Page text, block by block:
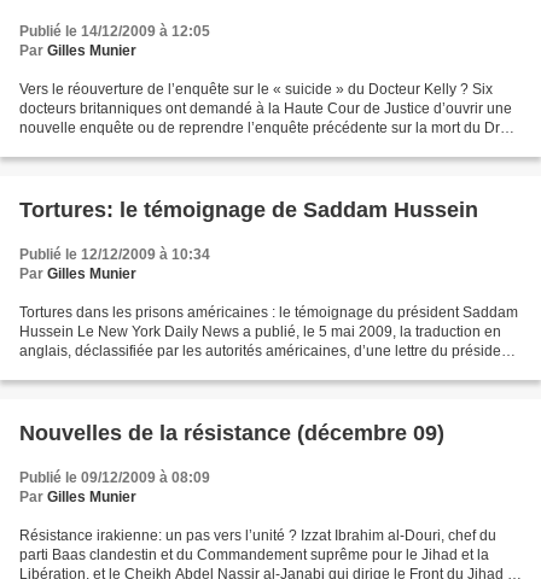
Publié le 14/12/2009 à 12:05
Par Gilles Munier
Vers le réouverture de l’enquête sur le « suicide » du Docteur Kelly ? Six
docteurs britanniques ont demandé à la Haute Cour de Justice d’ouvrir une
nouvelle enquête ou de reprendre l’enquête précédente sur la mort du Dr
Tortures: le témoignage de Saddam Hussein
Publié le 12/12/2009 à 10:34
Par Gilles Munier
Tortures dans les prisons américaines : le témoignage du président Saddam
Hussein Le New York Daily News a publié, le 5 mai 2009, la traduction en
anglais, déclassifiée par les autorités américaines, d’une lettre du président
Nouvelles de la résistance (décembre 09)
Publié le 09/12/2009 à 08:09
Par Gilles Munier
Résistance irakienne: un pas vers l’unité ? Izzat Ibrahim al-Douri, chef du
parti Baas clandestin et du Commandement suprême pour le Jihad et la
Libération, et le Cheikh Abdel Nassir al-Janabi qui dirige le Front du Jihad et